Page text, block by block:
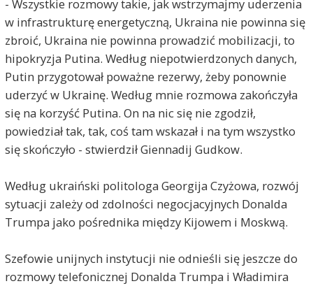
- Wszystkie rozmowy takie, jak wstrzymajmy uderzenia
w infrastrukturę energetyczną, Ukraina nie powinna się
zbroić, Ukraina nie powinna prowadzić mobilizacji, to
hipokryzja Putina. Według niepotwierdzonych danych,
Putin przygotował poważne rezerwy, żeby ponownie
uderzyć w Ukrainę. Według mnie rozmowa zakończyła
się na korzyść Putina. On na nic się nie zgodził,
powiedział tak, tak, coś tam wskazał i na tym wszystko
się skończyło - stwierdził Giennadij Gudkow.
Według ukraiński politologa Georgija Czyżowa, rozwój
sytuacji zależy od zdolności negocjacyjnych Donalda
Trumpa jako pośrednika między Kijowem i Moskwą.
Szefowie unijnych instytucji nie odnieśli się jeszcze do
rozmowy telefonicznej Donalda Trumpa i Władimira